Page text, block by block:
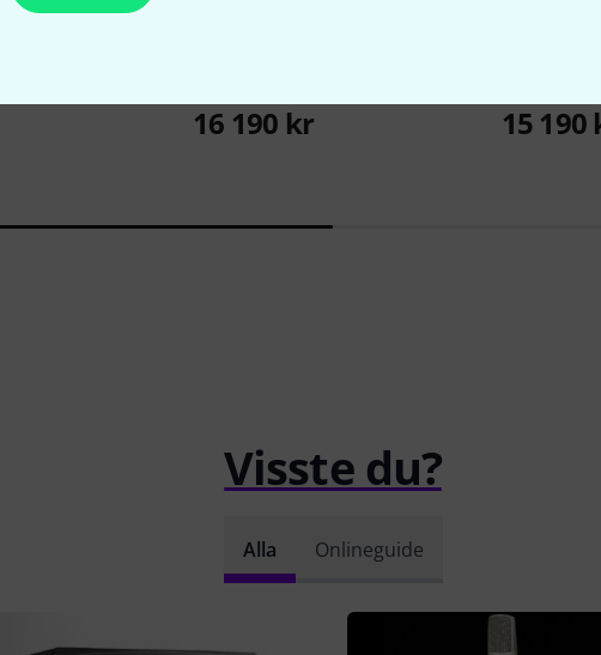
16 190 kr 15 190
Visste du?
Alla Onlineguide